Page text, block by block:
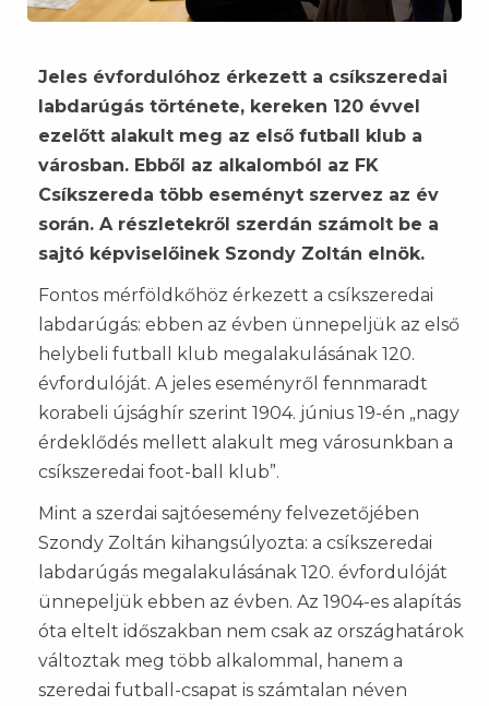
Jeles évfordulóhoz érkezett a csíkszeredai
labdarúgás története, kereken 120 évvel
ezelőtt alakult meg az első futball klub a
városban. Ebből az alkalomból az FK
Csíkszereda több eseményt szervez az év
során. A részletekről szerdán számolt be a
sajtó képviselőinek Szondy Zoltán elnök.
Fontos mérföldkőhöz érkezett a csíkszeredai
labdarúgás: ebben az évben ünnepeljük az első
helybeli futball klub megalakulásának 120.
évfordulóját. A jeles eseményről fennmaradt
korabeli újsághír szerint 1904. június 19-én „nagy
érdeklődés mellett alakult meg városunkban a
csíkszeredai foot-ball klub”.
Mint a szerdai sajtóesemény felvezetőjében
Szondy Zoltán kihangsúlyozta: a csíkszeredai
labdarúgás megalakulásának 120. évfordulóját
ünnepeljük ebben az évben. Az 1904-es alapítás
óta eltelt időszakban nem csak az országhatárok
változtak meg több alkalommal, hanem a
szeredai futball-csapat is számtalan néven